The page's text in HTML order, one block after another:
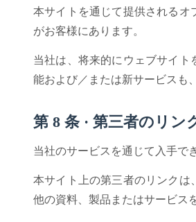
本サイトを通じて提供されるオ
がお客様にあります。
当社は、将来的にウェブサイ
能および／または新サービスも
第 8 条 · 第三者のリン
当社のサービスを通じて入手で
本サイト上の第三者のリンクは
他の資料、製品またはサービス